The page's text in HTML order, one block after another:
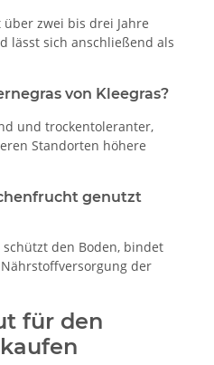
zwei bis drei Jahre
lässt sich anschließend als
von Kleegras?
und trockentoleranter,
Standorten höhere
genutzt
schützt den Boden, bindet
der
für den